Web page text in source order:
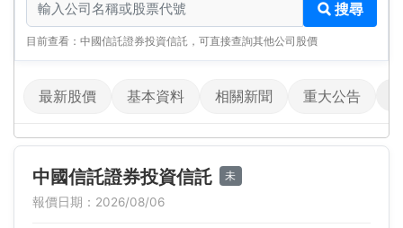
搜尋
目前查看：中國信託證券投資信託，可直接查詢其他公司股價
最新股價 基本資料 相關新聞 重大公告
中國信託證券投資信託 未
報價日期：2026/08/06